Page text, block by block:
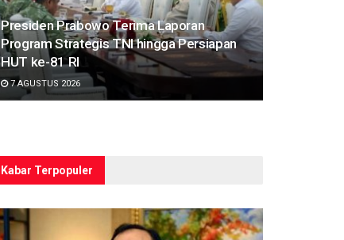
Presiden Prabowo Terima Laporan
Program Strategis TNI hingga Persiapan
HUT ke-81 RI
7 AGUSTUS 2026
Kabar Terpopuler